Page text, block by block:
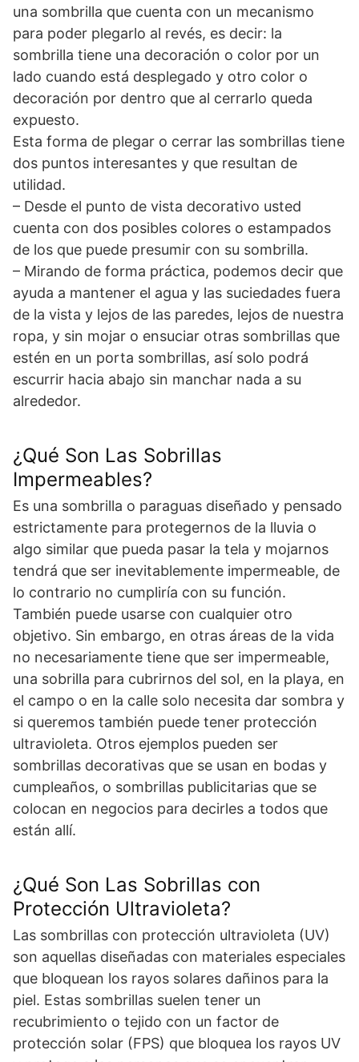
una sombrilla que cuenta con un mecanismo
para poder plegarlo al revés, es decir: la
sombrilla tiene una decoración o color por un
lado cuando está desplegado y otro color o
decoración por dentro que al cerrarlo queda
expuesto.
Esta forma de plegar o cerrar las sombrillas tiene
dos puntos interesantes y que resultan de
utilidad.
– Desde el punto de vista decorativo usted
cuenta con dos posibles colores o estampados
de los que puede presumir con su sombrilla.
– Mirando de forma práctica, podemos decir que
ayuda a mantener el agua y las suciedades fuera
de la vista y lejos de las paredes, lejos de nuestra
ropa, y sin mojar o ensuciar otras sombrillas que
estén en un porta sombrillas, así solo podrá
escurrir hacia abajo sin manchar nada a su
alrededor.
¿Qué Son Las Sobrillas
Impermeables?
Es una sombrilla o paraguas diseñado y pensado
estrictamente para protegernos de la lluvia o
algo similar que pueda pasar la tela y mojarnos
tendrá que ser inevitablemente impermeable, de
lo contrario no cumpliría con su función.
También puede usarse con cualquier otro
objetivo. Sin embargo, en otras áreas de la vida
no necesariamente tiene que ser impermeable,
una sobrilla para cubrirnos del sol, en la playa, en
el campo o en la calle solo necesita dar sombra y
si queremos también puede tener protección
ultravioleta. Otros ejemplos pueden ser
sombrillas decorativas que se usan en bodas y
cumpleaños, o sombrillas publicitarias que se
colocan en negocios para decirles a todos que
están allí.
¿Qué Son Las Sobrillas con
Protección Ultravioleta?
Las sombrillas con protección ultravioleta (UV)
son aquellas diseñadas con materiales especiales
que bloquean los rayos solares dañinos para la
piel. Estas sombrillas suelen tener un
recubrimiento o tejido con un factor de
protección solar (FPS) que bloquea los rayos UV